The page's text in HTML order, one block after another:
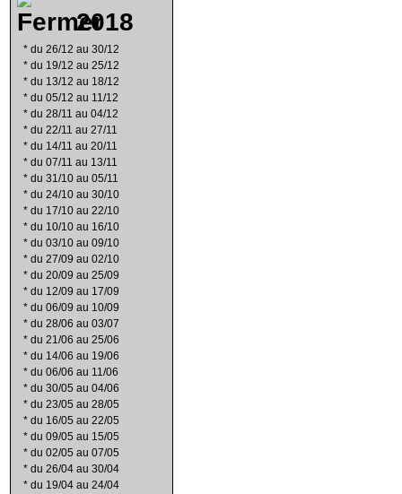
2018
* du 26/12 au 30/12
* du 19/12 au 25/12
* du 13/12 au 18/12
* du 05/12 au 11/12
* du 28/11 au 04/12
* du 22/11 au 27/11
* du 14/11 au 20/11
* du 07/11 au 13/11
* du 31/10 au 05/11
* du 24/10 au 30/10
* du 17/10 au 22/10
* du 10/10 au 16/10
* du 03/10 au 09/10
* du 27/09 au 02/10
* du 20/09 au 25/09
* du 12/09 au 17/09
* du 06/09 au 10/09
* du 28/06 au 03/07
* du 21/06 au 25/06
* du 14/06 au 19/06
* du 06/06 au 11/06
* du 30/05 au 04/06
* du 23/05 au 28/05
* du 16/05 au 22/05
* du 09/05 au 15/05
* du 02/05 au 07/05
* du 26/04 au 30/04
* du 19/04 au 24/04